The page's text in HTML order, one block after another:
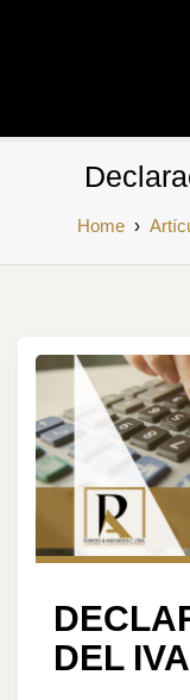
Home ›
DEL IVA